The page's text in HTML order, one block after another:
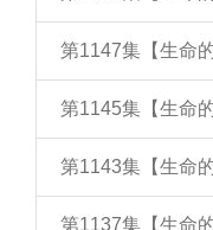
第1147集【生命
第1145集【生命
第1143集【生命
第1137集【生命